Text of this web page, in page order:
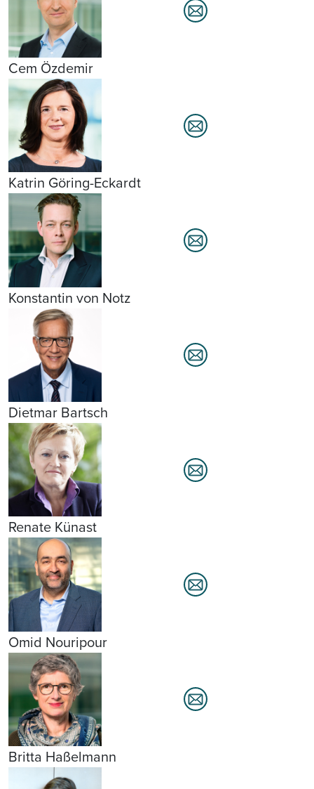
Cem Özdemir
Katrin Göring-Eckardt
Konstantin von Notz
Dietmar Bartsch
Renate Künast
Omid Nouripour
Britta Haßelmann